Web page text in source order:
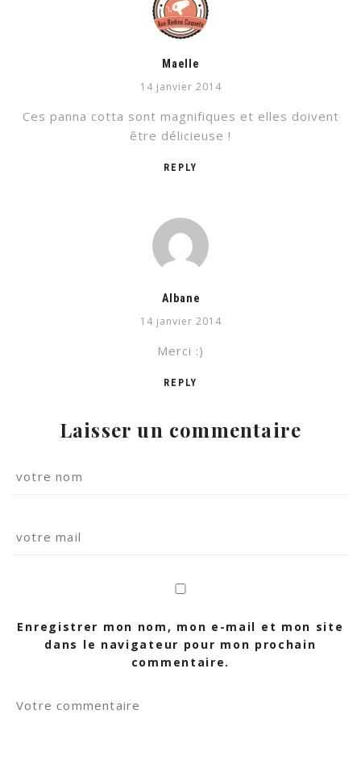
Maelle
14 janvier 2014
REPLY
Ces panna cotta sont magnifiques et elles doivent
être délicieuse !
Albane
14 janvier 2014
REPLY
Merci :)
Laisser un commentaire
Enregistrer mon nom, mon e-mail et mon site
dans le navigateur pour mon prochain
commentaire.